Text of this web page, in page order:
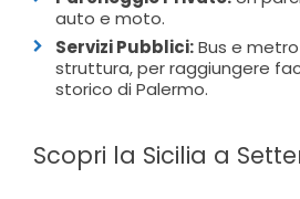
auto e moto.
Servizi Pubblici:Bus e
struttura, per raggiungere
storico di Palermo.
Scopri la Sicilia a